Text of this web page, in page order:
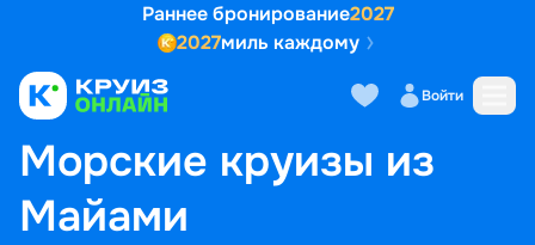
Раннее бронирование2027
2027миль каждому
Войти
ГЛАВНАЯ • ПОПУЛЯРНЫЕ НАПРАВЛЕНИЯ
МОРСКИЕ КРУИЗЫ ИЗ МАЙАМИ
Морские круизы из
Майами